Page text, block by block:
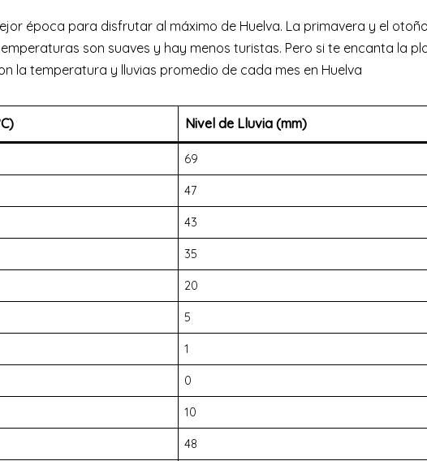
época para disfrutar al máximo de Huelva. La primavera y el
son suaves y hay menos turistas. Pero si te encanta la
la temperatura y lluvias promedio de cada mes en Huelva
Nivel de Lluvia (mm)
69
47
43
35
20
5
1
0
10
48